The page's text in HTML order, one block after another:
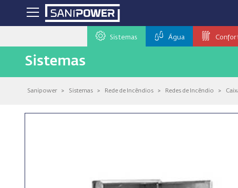
Sistemas Água
Sistemas
Sanipower > Sistemas > Rede de Incêndios > Redes de Incêndio >